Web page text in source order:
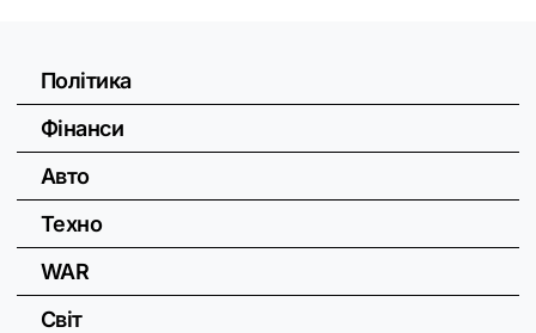
Політика
Фінанси
Авто
Техно
WAR
Світ